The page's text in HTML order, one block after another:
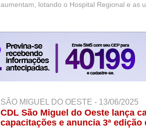
aumentam, lotando o Hospital Regional e as
SÃO MIGUEL DO OESTE - 13/06/2025
CDL São Miguel do Oeste lança
capacitações e anuncia 3ª